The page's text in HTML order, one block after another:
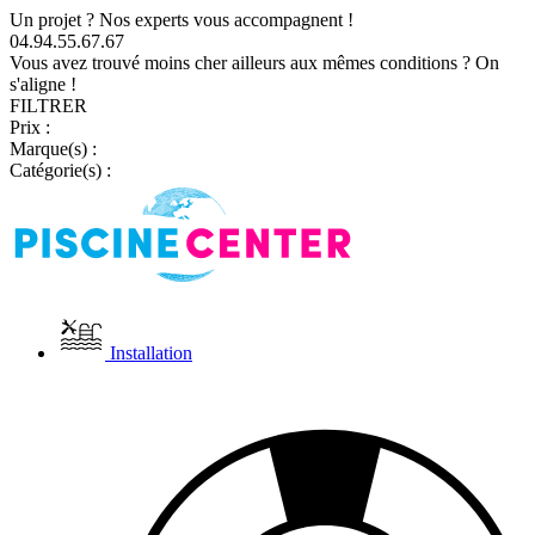
Un projet ? Nos experts vous accompagnent !
04.94.55.67.67
Vous avez trouvé moins cher ailleurs aux mêmes conditions ? On
s'aligne !
FILTRER
Prix :
Marque(s) :
Catégorie(s) :
Installation